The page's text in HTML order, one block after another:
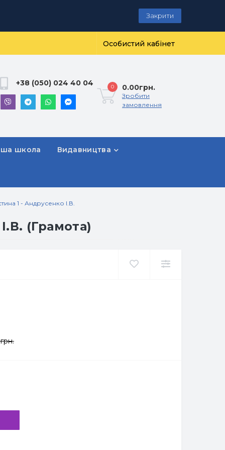
Закрити
Особистий кабінет
+38 (050) 024 40 04 0 0.00грн.
Зробити
замовлення
школа Видавництва
1 - Андрусенко І.В.
(Грамота)